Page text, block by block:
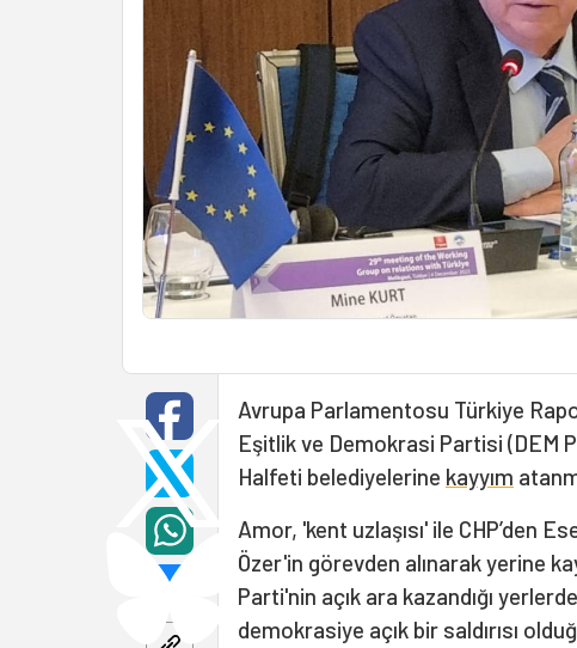
Avrupa Parlamentosu Türkiye
Eşitlik ve Demokrasi Partisi (DEM
Halfeti belediyelerine kayyım
Amor, 'kent uzlaşısı' ile CHP’den
Özer'in görevden alınarak yerine
Parti'nin açık ara kazandığı
demokrasiye açık bir saldırısı